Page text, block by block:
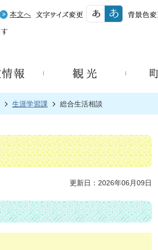
本文へ
生涯学習課 総合生活相談
更新日：2026年06月09日